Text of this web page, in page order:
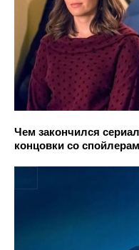
Чем закончился
концовки со